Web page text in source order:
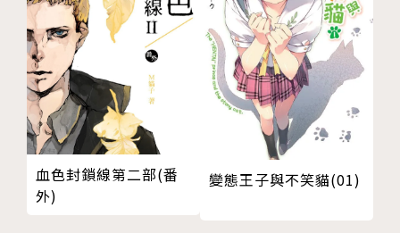
血色封鎖線第二部(番
外)
變態王子與不笑貓(01)